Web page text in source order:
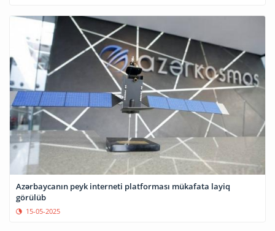
Azərbaycanın peyk interneti platforması mükafata layiq
görülüb
15-05-2025